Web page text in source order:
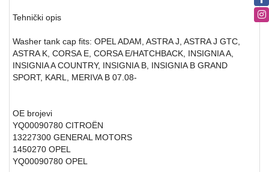
Tehnički opis
Washer tank cap fits: OPEL ADAM, ASTRA J, ASTRA J GTC,
ASTRA K, CORSA E, CORSA E/HATCHBACK, INSIGNIA A,
INSIGNIA A COUNTRY, INSIGNIA B, INSIGNIA B GRAND
SPORT, KARL, MERIVA B 07.08-
OE brojevi
YQ00090780 CITROËN
13227300 GENERAL MOTORS
1450270 OPEL
YQ00090780 OPEL